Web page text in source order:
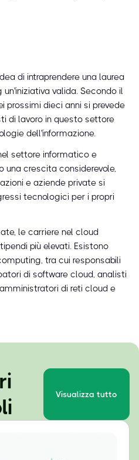
di intraprendere una laurea
valida. Secondo il
prossimi dieci anni si prevede
di lavoro in questo settore
dell'informazione.
settore informatico e
crescita considerevole,
e aziende private si
tecnologici per i propri
le carriere nel cloud
più elevati. Esistono
tra cui responsabili
di software cloud, analisti
di reti cloud e
Visualizza tutto